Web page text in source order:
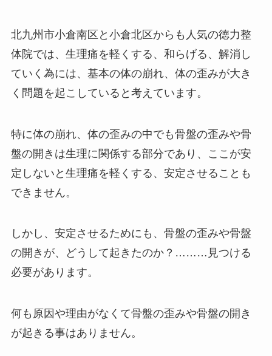
北九州市小倉南区と小倉北区からも人気の徳力整
体院では、生理痛を軽くする、和らげる、解消し
ていく為には、基本の体の崩れ、体の歪みが大き
く問題を起こしていると考えています。
特に体の崩れ、体の歪みの中でも骨盤の歪みや骨
盤の開きは生理に関係する部分であり、ここが安
定しないと生理痛を軽くする、安定させることも
できません。
しかし、安定させるためにも、骨盤の歪みや骨盤
の開きが、どうして起きたのか？………見つける
必要があります。
何も原因や理由がなくて骨盤の歪みや骨盤の開き
が起きる事はありません。